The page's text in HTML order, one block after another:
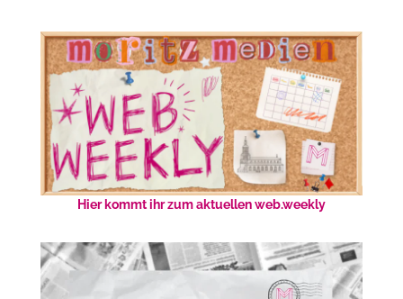
Hier kommt ihr zum aktuellen web.weekly